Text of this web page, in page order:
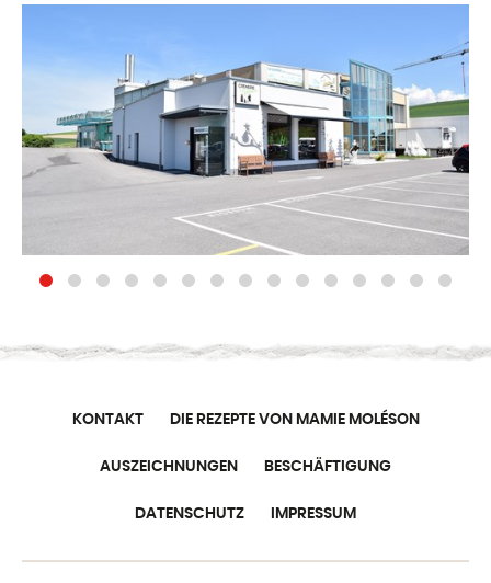
KONTAKT DIE REZEPTE VON MAMIE MOLÉSON
AUSZEICHNUNGEN BESCHÄFTIGUNG
DATENSCHUTZ IMPRESSUM